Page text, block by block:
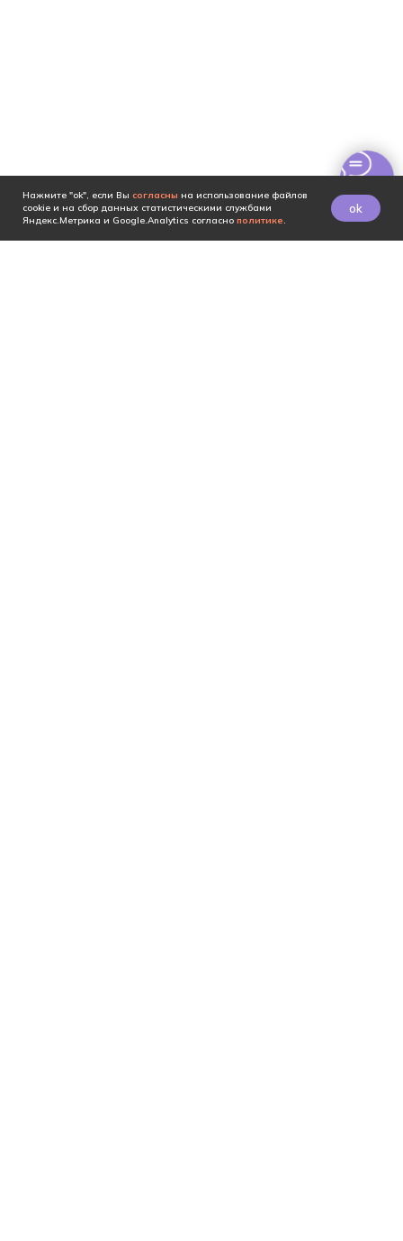
Нажмите "ok", если Вы согласны на использование файлов
cookie и на сбор данных статистическими службами
Яндекс.Метрика и Google.Analytics согласно политике.
ok